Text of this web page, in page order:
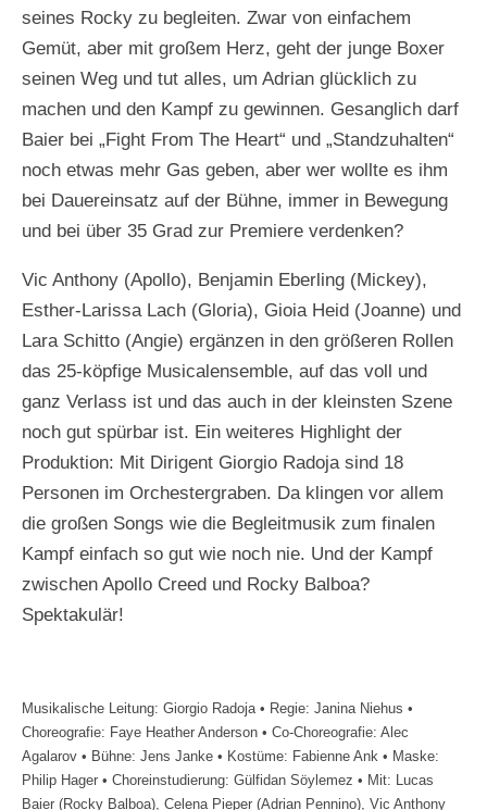
seines Rocky zu begleiten. Zwar von einfachem
Gemüt, aber mit großem Herz, geht der junge Boxer
seinen Weg und tut alles, um Adrian glücklich zu
machen und den Kampf zu gewinnen. Gesanglich darf
Baier bei „Fight From The Heart“ und „Standzuhalten“
noch etwas mehr Gas geben, aber wer wollte es ihm
bei Dauereinsatz auf der Bühne, immer in Bewegung
und bei über 35 Grad zur Premiere verdenken?
Vic Anthony (Apollo), Benjamin Eberling (Mickey),
Esther-Larissa Lach (Gloria), Gioia Heid (Joanne) und
Lara Schitto (Angie) ergänzen in den größeren Rollen
das 25-köpfige Musicalensemble, auf das voll und
ganz Verlass ist und das auch in der kleinsten Szene
noch gut spürbar ist. Ein weiteres Highlight der
Produktion: Mit Dirigent Giorgio Radoja sind 18
Personen im Orchestergraben. Da klingen vor allem
die großen Songs wie die Begleitmusik zum finalen
Kampf einfach so gut wie noch nie. Und der Kampf
zwischen Apollo Creed und Rocky Balboa?
Spektakulär!
Musikalische Leitung: Giorgio Radoja • Regie: Janina Niehus •
Choreografie: Faye Heather Anderson • Co-Choreografie: Alec
Agalarov • Bühne: Jens Janke • Kostüme: Fabienne Ank • Maske:
Philip Hager • Choreinstudierung: Gülfidan Söylemez • Mit: Lucas
Baier (Rocky Balboa), Celena Pieper (Adrian Pennino), Vic Anthony